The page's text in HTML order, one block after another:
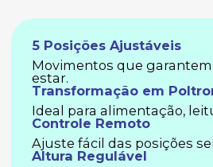
5 Posições Ajustáveis
Movimentos que
estar.
Transformação em
Ideal para alimentação,
Controle Remoto
Ajuste fácil das posições
Altura Regulável